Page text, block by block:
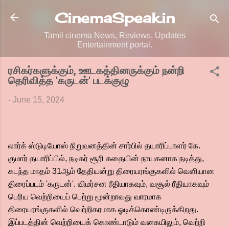
Skip to main content
CinemaSpeak.in
Tamil cinema News, Reviews, Updates
Entertainment portal.
ரசிகர்களுக்கும், ஊடகத்தினருக்கும் நன்றி
தெரிவித்த 'கருடன்' படக்குழு
- June 15, 2024
லார்க் ஸ்டுடியோஸ் நிறுவனத்தின் சார்பில் தயாரிப்பாளர் கே.
குமார் தயாரிப்பில், நடிகர் சூரி கதையின் நாயகனாக நடித்து,
கடந்த மாதம் 31ஆம் தேதியன்று திரையரங்குகளில் வெளியான
திரைப்படம் 'கருடன்'. விமர்சன ரீதியாகவும், வசூல் ரீதியாகவும்
பெரிய வெற்றியைப் பெற்று மூன்றாவது வாரமாக
திரையரங்குகளில் வெற்றிகரமாக ஓடிக்கொண்டிருக்கிறது.
இப்படத்தின் வெற்றியைக் கொண்டாடும் வகையிலும், வெற்றி